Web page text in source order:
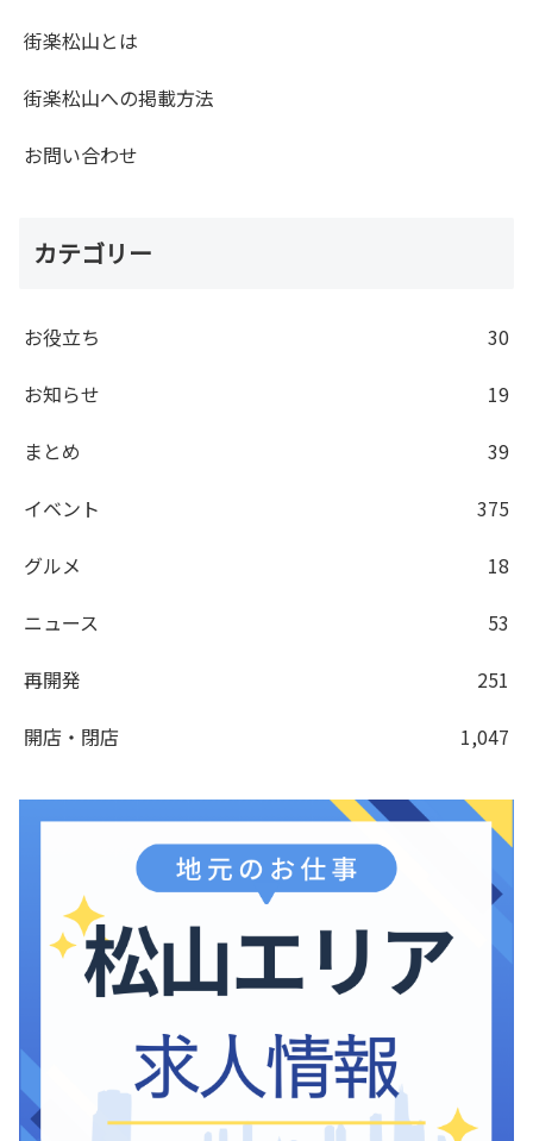
街楽松山とは
街楽松山への掲載方法
お問い合わせ
カテゴリー
お役立ち
30
お知らせ
19
まとめ
39
イベント
375
グルメ
18
ニュース
53
再開発
251
開店・閉店
1,047